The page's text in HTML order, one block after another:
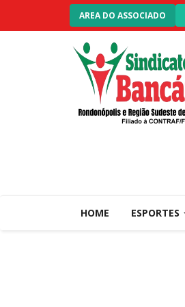
AREA DO ASSOCIADO
HOME ESPORTES